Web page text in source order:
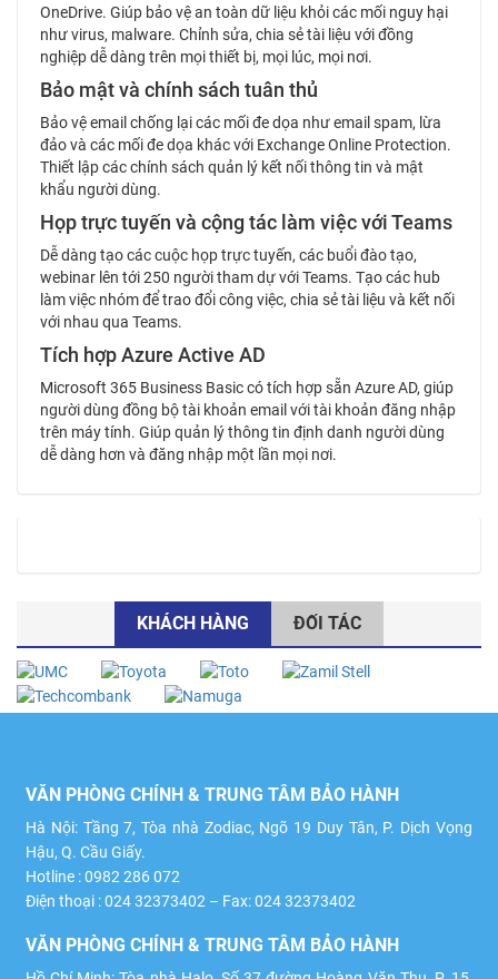
OneDrive. Giúp bảo vệ an toàn dữ liệu khỏi các mối nguy hại
như virus, malware. Chỉnh sửa, chia sẻ tài liệu với đồng
nghiệp dễ dàng trên mọi thiết bị, mọi lúc, mọi nơi.
Bảo mật và chính sách tuân thủ
Bảo vệ email chống lại các mối đe dọa như email spam, lừa
đảo và các mối đe dọa khác với Exchange Online Protection.
Thiết lập các chính sách quản lý kết nối thông tin và mật
khẩu người dùng.
Họp trực tuyến và cộng tác làm việc với Teams
Dễ dàng tạo các cuộc họp trực tuyến, các buổi đào tạo,
webinar lên tới 250 người tham dự với Teams. Tạo các hub
làm việc nhóm để trao đổi công việc, chia sẻ tài liệu và kết nối
với nhau qua Teams.
Tích hợp Azure Active AD
Microsoft 365 Business Basic có tích hợp sẵn Azure AD, giúp
người dùng đồng bộ tài khoản email với tài khoản đăng nhập
trên máy tính. Giúp quản lý thông tin định danh người dùng
dễ dàng hơn và đăng nhập một lần mọi nơi.
KHÁCH HÀNG ĐỐI TÁC
VĂN PHÒNG CHÍNH & TRUNG TÂM BẢO HÀNH
Hà Nội: Tầng 7, Tòa nhà Zodiac, Ngõ 19 Duy Tân, P. Dịch Vọng
Hậu, Q. Cầu Giấy.
Hotline : 0982 286 072
Điện thoại : 024 32373402 – Fax: 024 32373402
VĂN PHÒNG CHÍNH & TRUNG TÂM BẢO HÀNH